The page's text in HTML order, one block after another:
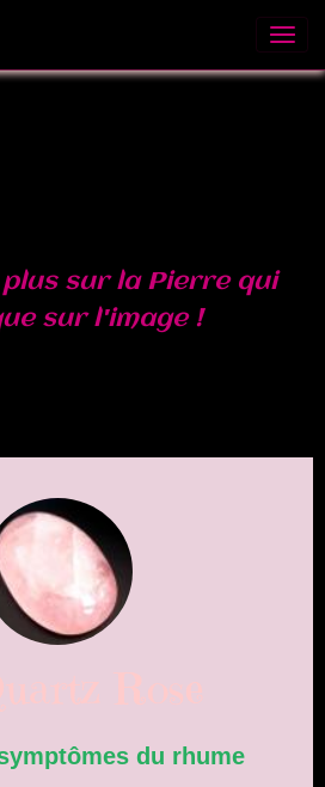
sur la Pierre qui
sur l'image !
du rhume